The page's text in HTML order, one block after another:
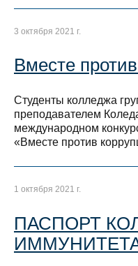
3 октября 2021 г.
Вместе
Студенты колледжа
преподавателем
международном
«Вместе против
1 октября 2021 г.
ПАСПОРТ